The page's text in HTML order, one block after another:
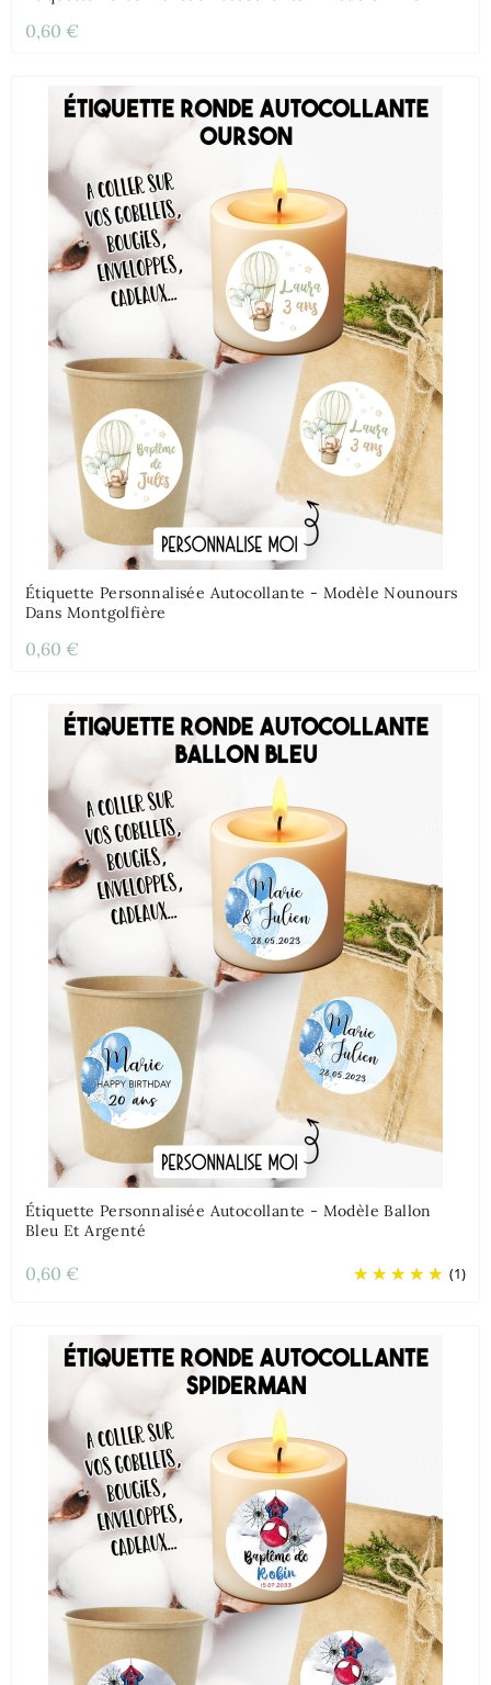
0,60 €
Étiquette Personnalisée Autocollante - Modèle Nounours
Dans Montgolfière
0,60 €
Étiquette Personnalisée Autocollante - Modèle Ballon
Bleu Et Argenté
(1)
0,60 €